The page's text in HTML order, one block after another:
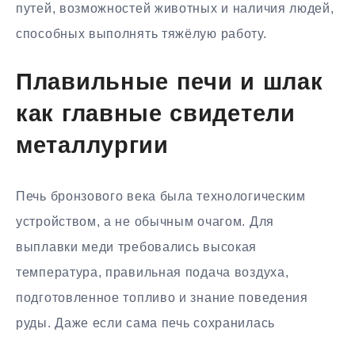
путей, возможностей животных и наличия людей,
способных выполнять тяжёлую работу.
Плавильные печи и шлак
как главные свидетели
металлургии
Печь бронзового века была технологическим
устройством, а не обычным очагом. Для
выплавки меди требовались высокая
температура, правильная подача воздуха,
подготовленное топливо и знание поведения
руды. Даже если сама печь сохранилась